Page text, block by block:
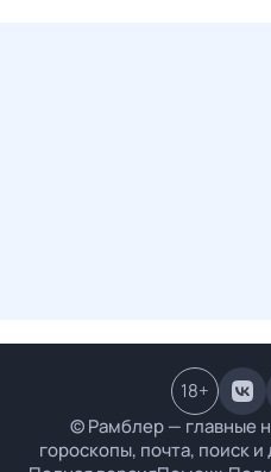
© Рамблер — главные
гороскопы, почта, поиск
18+